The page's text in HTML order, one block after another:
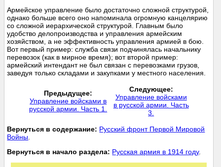
Армейское управление было достаточно сложной структурой,
однако больше всего оно напоминала огромную канцелярию
со сложной иерархической структурой. Главным было
удобство делопроизводства и управления армейским
хозяйством, а не эффективность управления армией в бою.
Вот первый пример: служба связи подчинялась начальнику
перевозок (как в мирное время); вот второй пример:
армейский интендант не был связан с перевозками грузов,
заведуя только складами и закупками у местного населения.
Предыдущее:
Управление войсками в
русской армии. Часть 1.
Следующее:
Управление войсками
в русской армии. Часть
3.
Вернуться в содержание: Русский фронт Первой Мировой
Войны
Вернуться в начало раздела: Русская армия в 1914 году.